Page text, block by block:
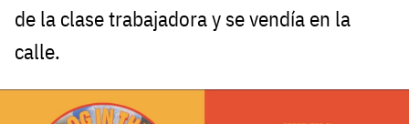
de la clase trabajadora y se vendía en la
calle.